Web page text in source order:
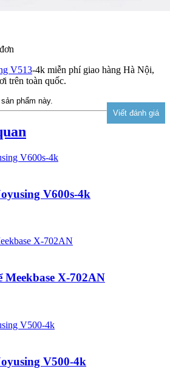
V513-4k miễn phí giao hàng Hà Nội,
trên toàn quốc.
phẩm này.
V600s-4k
X-702AN
V500-4k